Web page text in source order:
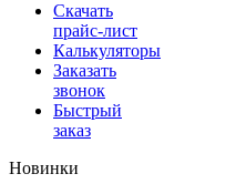
Скачать
прайс-лист
Калькуляторы
Заказать
звонок
Быстрый
заказ
Новинки